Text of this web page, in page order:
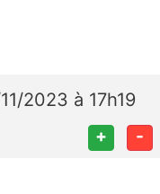
2023 à 17h19
+ -